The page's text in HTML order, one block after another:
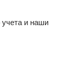
и наши